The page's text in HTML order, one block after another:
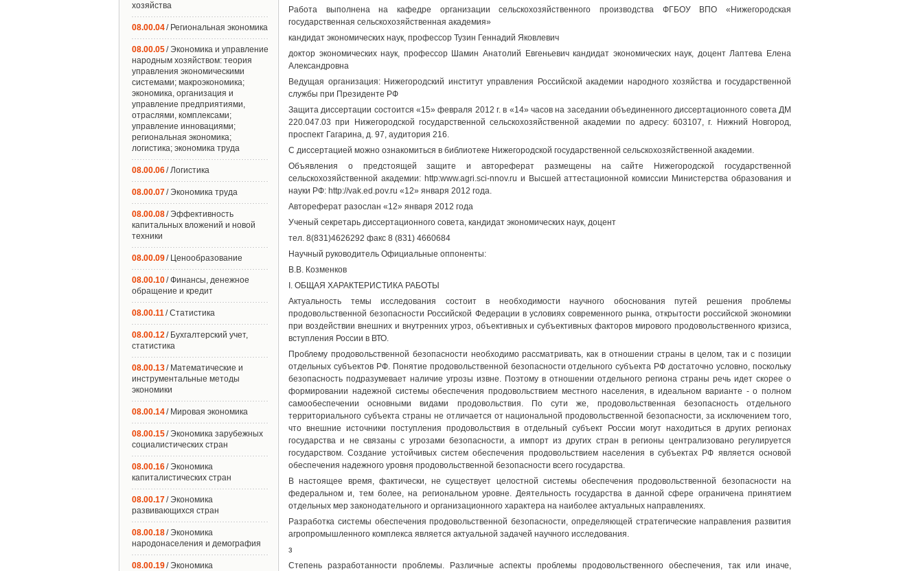
Работа выполнена на кафедре организации сельскохозяйственного производства ФГБОУ ВПО «Нижегородская
государственная сельскохозяйственная академия»
кандидат экономических наук, профессор Тузин Геннадий Яковлевич
доктор экономических наук, профессор Шамин Анатолий Евгеньевич кандидат экономических наук, доцент Лаптева Елена
Александровна
Ведущая организация: Нижегородский институт управления Российской академии народного хозяйства и государственной
службы при Президенте РФ
Защита диссертации состоится «15» февраля 2012 г. в «14» часов на заседании объединенного диссертационного совета ДМ
220.047.03 при Нижегородской государственной сельскохозяйственной академии по адресу: 603107, г. Нижний Новгород,
проспект Гагарина, д. 97, аудитория 216.
С диссертацией можно ознакомиться в библиотеке Нижегородской государственной сельскохозяйственной академии.
Объявления о предстоящей защите и автореферат размещены на сайте Нижегородской государственной
сельскохозяйственной академии: http:www.agri.sci-nnov.ru и Высшей аттестационной комиссии Министерства образования и
науки РФ: http://vak.ed.pov.ru «12» января 2012 года.
Автореферат разослан «12» января 2012 года
Ученый секретарь диссертационного совета, кандидат экономических наук, доцент
тел. 8(831)4626292 факс 8 (831) 4660684
Научный руководитель Официальные оппоненты:
В.В. Козменков
I. ОБЩАЯ ХАРАКТЕРИСТИКА РАБОТЫ
Актуальность темы исследования состоит в необходимости научного обоснования путей решения проблемы
продовольственной безопасности Российской Федерации в условиях современного рынка, открытости российской экономики
при воздействии внешних и внутренних угроз, объективных и субъективных факторов мирового продовольственного кризиса,
вступления России в ВТО.
Проблему продовольственной безопасности необходимо рассматривать, как в отношении страны в целом, так и с позиции
отдельных субъектов РФ. Понятие продовольственной безопасности отдельного субъекта РФ достаточно условно, поскольку
безопасность подразумевает наличие угрозы извне. Поэтому в отношении отдельного региона страны речь идет скорее о
формировании надежной системы обеспечения продовольствием местного населения, в идеальном варианте - о полном
самообеспечении основными видами продовольствия. По сути же, продовольственная безопасность отдельного
территориального субъекта страны не отличается от национальной продовольственной безопасности, за исключением того,
что внешние источники поступления продовольствия в отдельный субъект России могут находиться в других регионах
государства и не связаны с угрозами безопасности, а импорт из других стран в регионы централизовано регулируется
государством. Создание устойчивых систем обеспечения продовольствием населения в субъектах РФ является основой
обеспечения надежного уровня продовольственной безопасности всего государства.
В настоящее время, фактически, не существует целостной системы обеспечения продовольственной безопасности на
федеральном и, тем более, на региональном уровне. Деятельность государства в данной сфере ограничена принятием
отдельных мер законодательного и организационного характера на наиболее актуальных направлениях.
Разработка системы обеспечения продовольственной безопасности, определяющей стратегические направления развития
агропромышленного комплекса является актуальной задачей научного исследования.
з
Степень разработанности проблемы. Различные аспекты проблемы продовольственного обеспечения, так или иначе,
хозяйства
08.00.04/ Региональная экономика
08.00.05/ Экономика и управление
народным хозяйством: теория
управления экономическими
системами; макроэкономика;
экономика, организация и
управление предприятиями,
отраслями, комплексами;
управление инновациями;
региональная экономика;
логистика; экономика труда
08.00.06/ Логистика
08.00.07/ Экономика труда
08.00.08/ Эффективность
капитальных вложений и новой
техники
08.00.09/ Ценообразование
08.00.10/ Финансы, денежное
обращение и кредит
08.00.11/ Статистика
08.00.12/ Бухгалтерский учет,
статистика
08.00.13/ Математические и
инструментальные методы
экономики
08.00.14/ Мировая экономика
08.00.15/ Экономика зарубежных
социалистических стран
08.00.16/ Экономика
капиталистических стран
08.00.17/ Экономика
развивающихся стран
08.00.18/ Экономика
народонаселения и демография
08.00.19/ Экономика